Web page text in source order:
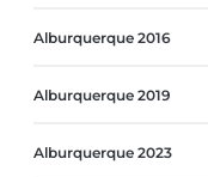
Alburquerque 2016
Alburquerque 2019
Alburquerque 2023